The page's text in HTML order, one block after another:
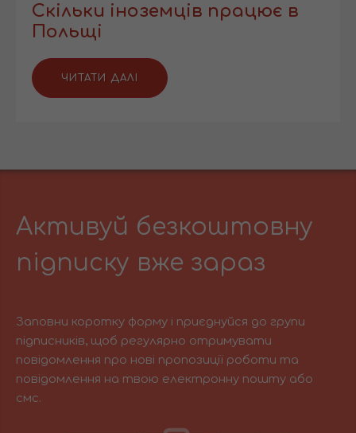
Скільки іноземців працює в
Польщі
ЧИТАТИ ДАЛІ
Активуй безкоштовну
підписку вже зараз
Заповни коротку форму і приєднуйся до групи
підписників, щоб регулярно отримувати
повідомлення про нові пропозиції роботи та
повідомлення на твою електронну пошту або
смс.